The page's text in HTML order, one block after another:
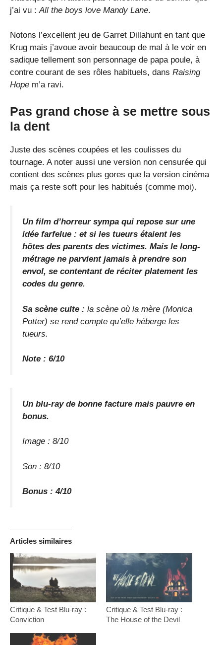
j’ai vu : All the boys love Mandy Lane.
Notons l’excellent jeu de Garret Dillahunt en tant que
Krug mais j’avoue avoir beaucoup de mal à le voir en
sadique tellement son personnage de papa poule, à
contre courant de ses rôles habituels, dans Raising
Hope m’a ravi.
Pas grand chose à se mettre sous
la dent
Juste des scènes coupées et les coulisses du
tournage. A noter aussi une version non censurée qui
contient des scènes plus gores que la version cinéma
mais ça reste soft pour les habitués (comme moi).
Un film d’horreur sympa qui repose sur une
idée farfelue : et si les tueurs étaient les
hôtes des parents des victimes. Mais le long-
métrage ne parvient jamais à prendre son
envol, se contentant de réciter platement les
codes du genre.
Sa scène culte : la scène où la mère (Monica
Potter) se rend compte qu’elle héberge les
tueurs.
Note : 6/10
Un blu-ray de bonne facture mais pauvre en
bonus.
Image : 8/10
Son : 8/10
Bonus : 4/10
Articles similaires
Critique & Test Blu-ray :
Conviction
Critique & Test Blu-ray :
The House of the Devil